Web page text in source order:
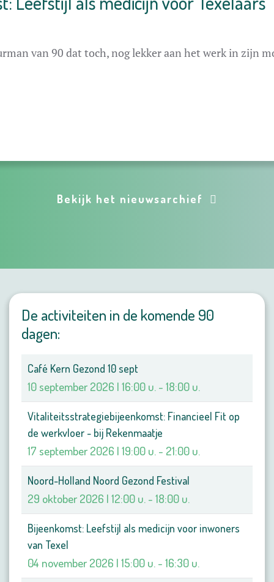
van 90 dat toch, nog lekker aan het werk in zijn
Bekijk het nieuwsarchief
De activiteiten in de komende 90
dagen:
Café Kern Gezond 10 sept
10 september 2026 | 16:00 u. - 18:00 u.
Vitaliteitsstrategiebijeenkomst: Financieel Fit op
de werkvloer - bij Rekenmaatje
17 september 2026 | 19:00 u. - 21:00 u.
Noord-Holland Noord Gezond Festival
29 oktober 2026 | 12:00 u. - 18:00 u.
Bijeenkomst: Leefstijl als medicijn voor inwoners
van Texel
04 november 2026 | 15:00 u. - 16:30 u.